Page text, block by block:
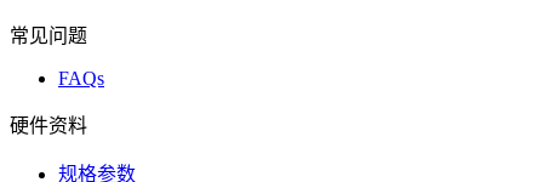
常见问题
FAQs
硬件资料
规格参数